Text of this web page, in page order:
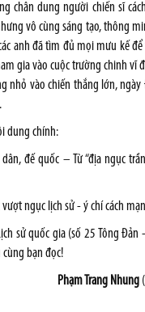
chân dung người chiến sĩ
vô cùng sáng tạo, thông
anh đã tìm đủ mọi mưu kế
gia vào cuộc trường chinh vĩ
nhỏ vào chiến thắng lớn,
dung chính:
đế quốc – Từ “địa ngục
vượt ngục lịch sử - ý chí cách
sử quốc gia (số 25 Tông Đản
bạn đọc!
Phạm Trang Nhung